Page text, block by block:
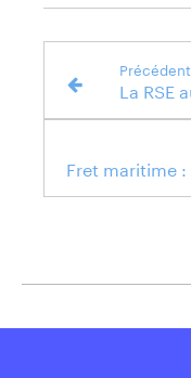
Précédent